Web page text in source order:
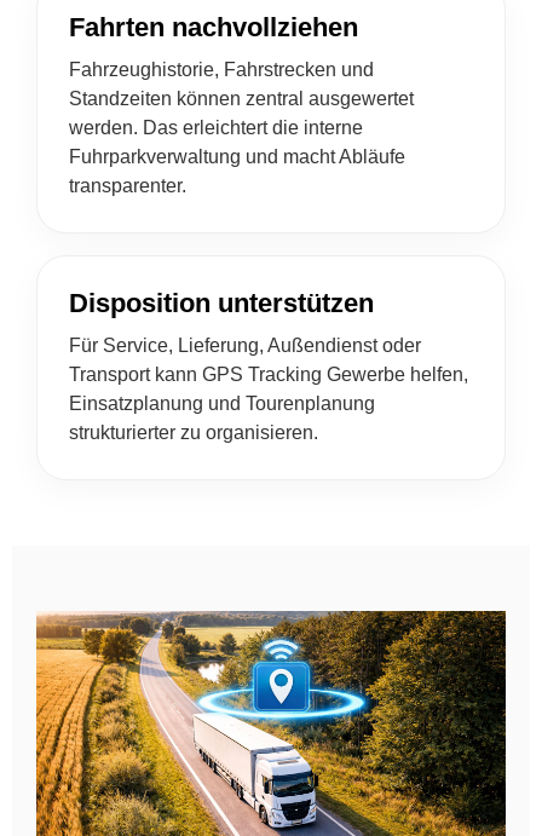
Fahrten nachvollziehen
Fahrzeughistorie, Fahrstrecken und
Standzeiten können zentral ausgewertet
werden. Das erleichtert die interne
Fuhrparkverwaltung und macht Abläufe
transparenter.
Disposition unterstützen
Für Service, Lieferung, Außendienst oder
Transport kann GPS Tracking Gewerbe helfen,
Einsatzplanung und Tourenplanung
strukturierter zu organisieren.